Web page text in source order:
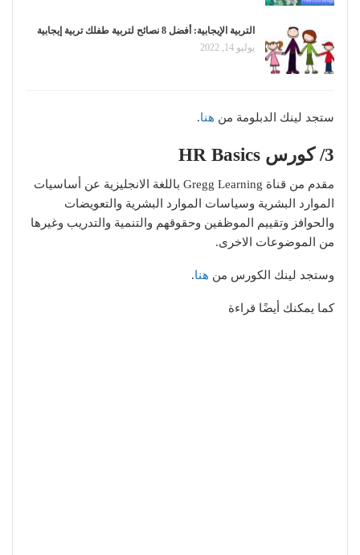
التربية الإيجابية: أفضل 8 نصائح لتربية طفلك تربية إيجابية
يوليو 14, 2022
ستجد لينك الدبلومة من هنا.
3/ كورس HR Basics
مقدم من قناة Gregg Learning باللغة الانجليزية عن أساسيات
الموارد البشرية وسياسات الموارد البشرية والتعويضات
والحوافز وتقييم الموظفين وحقوقهم والتنمية والتدريب وغيرها
من الموضوعات الاخرى.
وستجد لينك الكورس من هنا.
كما يمكنك أيضًا قراءة